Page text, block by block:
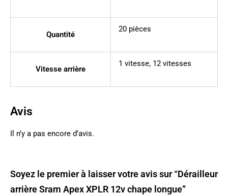
Quantité
20 pièces
Vitesse arrière
1 vitesse, 12 vitesses
Avis
Il n’y a pas encore d’avis.
Soyez le premier à laisser votre avis sur “Dérailleur
arrière Sram Apex XPLR 12v chape longue”